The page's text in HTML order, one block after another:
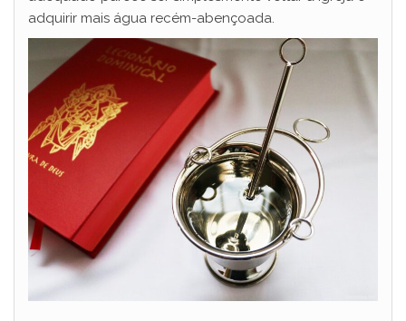
adquirir mais água recém-abençoada.